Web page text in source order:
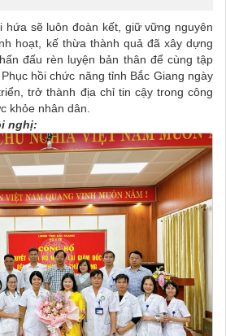
hứa sẽ luôn đoàn kết, giữ vững nguyên
hoạt, kế thừa thành quả đã xây dựng
đấu rèn luyện bản thân để cùng tập
hồi chức năng tỉnh Bắc Giang ngày
trở thành địa chỉ tin cậy trong công
khỏe nhân dân.
nghị: